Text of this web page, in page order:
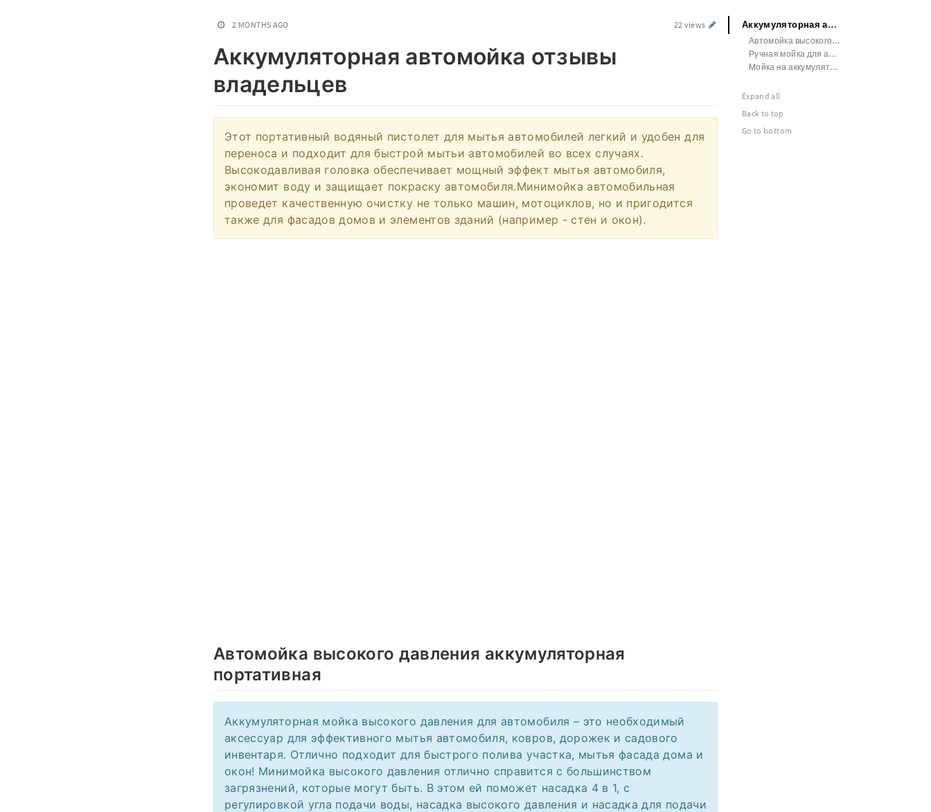
2 MONTHS AGO 22 views
Аккумуляторная автомойка отзывы
владельцев
Этот портативный водяный пистолет для мытья автомобилей легкий и удобен для
переноса и подходит для быстрой мытьи автомобилей во всех случаях.
Высокодавливая головка обеспечивает мощный эффект мытья автомобиля,
экономит воду и защищает покраску автомобиля.Минимойка автомобильная
проведет качественную очистку не только машин, мотоциклов, но и пригодится
также для фасадов домов и элементов зданий (например - стен и окон).
Автомойка высокого давления аккумуляторная
портативная
Аккумуляторная мойка высокого давления для автомобиля – это необходимый
аксессуар для эффективного мытья автомобиля, ковров, дорожек и садового
инвентаря. Отлично подходит для быстрого полива участка, мытья фасада дома и
окон! Минимойка высокого давления отлично справится с большинством
загрязнений, которые могут быть. В этом ей поможет насадка 4 в 1, с
регулировкой угла подачи воды, насадка высокого давления и насадка для подачи
Аккумуляторная автомойка отзывы владельцев
Автомойка высокого давления аккумуляторная портативная
Ручная мойка для автомобиля на аккумуляторе купить
Мойка на аккумуляторе для мытья машины купить
Expand all
Back to top
Go to bottom